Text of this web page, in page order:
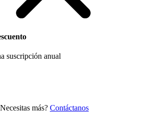
suscripción anual
más? Contáctanos